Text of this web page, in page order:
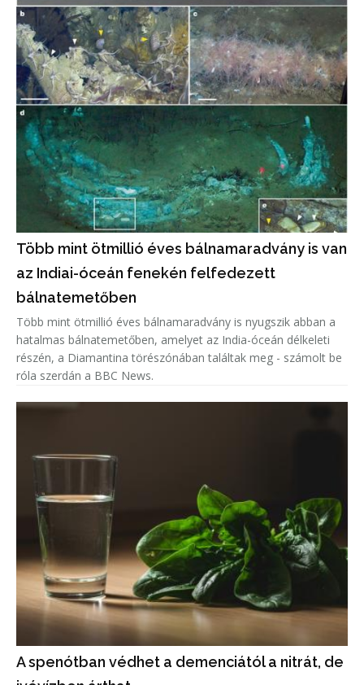
Több mint ötmillió éves bálnamaradvány is van
az Indiai-óceán fenekén felfedezett
bálnatemetőben
Több mint ötmillió éves bálnamaradvány is nyugszik abban a
hatalmas bálnatemetőben, amelyet az India-óceán délkeleti
részén, a Diamantina törészónában találtak meg - számolt be
róla szerdán a BBC News.
A spenótban védhet a demenciától a nitrát, de